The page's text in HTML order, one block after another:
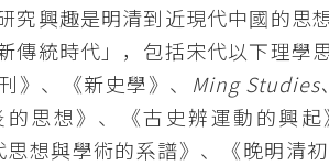
究興趣是明清到近現代中國的思
傳統時代」，包括宋代以下理學
》、《新史學》、 Ming
思想》、《古史辨運動的興起
思想與學術的系譜》、《晚明清